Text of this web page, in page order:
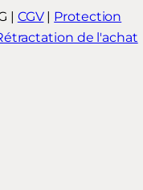
| CGV| Protection
de l'achat